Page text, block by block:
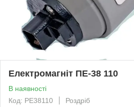
Електромагніт ПЕ-38 110
В наявності
Код: PE38110
Роздріб